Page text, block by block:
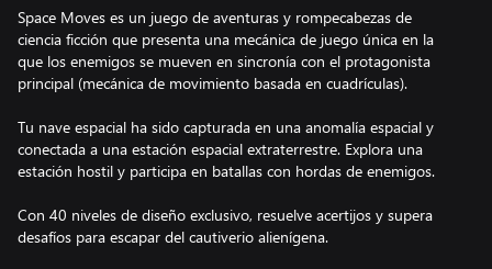
Space Moves es un juego de aventuras y rompecabezas de
ciencia ficción que presenta una mecánica de juego única en la
que los enemigos se mueven en sincronía con el protagonista
principal (mecánica de movimiento basada en cuadrículas).
Tu nave espacial ha sido capturada en una anomalía espacial y
conectada a una estación espacial extraterrestre. Explora una
estación hostil y participa en batallas con hordas de enemigos.
Con 40 niveles de diseño exclusivo, resuelve acertijos y supera
desafíos para escapar del cautiverio alienígena.